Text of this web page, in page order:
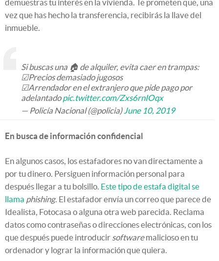
demuestras tu interés en la vivienda. Te prometen que, una
vez que has hecho la transferencia, recibirás la llave del
inmueble.
Si buscas una 🏠 de alquiler, evita caer en trampas:
☑Precios demasiado jugosos
☑Arrendador en el extranjero que pide pago por
adelantadopic.twitter.com/Zxs6rnIOqx
— Policía Nacional (@policia) June 10, 2019
En busca de información confidencial
En algunos casos, los estafadores no van directamente a
por tu dinero. Persiguen información personal para
después llegar a tu bolsillo. Este tipo de estafa digital se
llama phishing. El estafador envía un correo que parece de
Idealista, Fotocasa o alguna otra web parecida. Reclama
datos como contraseñas o direcciones electrónicas, con los
que después puede introducir softwaremalicioso en tu
ordenador y lograr la información que quiera.